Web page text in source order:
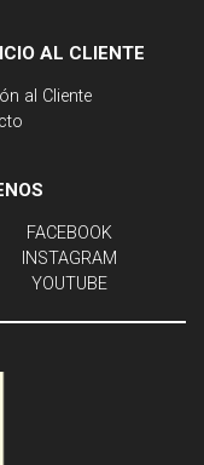
AL CLIENTE
al Cliente
FACEBOOK
INSTAGRAM
YOUTUBE